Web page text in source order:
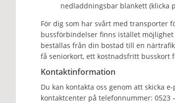
nedladdningsbar blankett (klicka
För dig som har svårt med transporter
bussförbindelser finns istället
beställas från din bostad till en
få seniorkort, ett kostnadsfritt busskort
Kontaktinformation
Du kan kontakta oss genom att skicka
kontaktcenter på telefonnummer: 0523